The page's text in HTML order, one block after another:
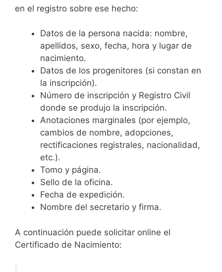
en el registro sobre ese hecho:
Datos de la persona nacida: nombre,
apellidos, sexo, fecha, hora y lugar de
nacimiento.
Datos de los progenitores (si constan en
la inscripción).
Número de inscripción y Registro Civil
donde se produjo la inscripción.
Anotaciones marginales (por ejemplo,
cambios de nombre, adopciones,
rectificaciones registrales, nacionalidad,
etc.).
Tomo y página.
Sello de la oficina.
Fecha de expedición.
Nombre del secretario y firma.
A continuación puede solicitar online el
Certificado de Nacimiento: